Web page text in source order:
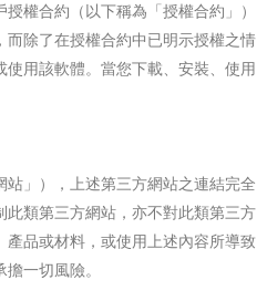
權合約（以下稱為「授權合約」）
除了在授權合約中已明示授權之情
用該軟體。當您下載、安裝、使用
」），上述第三方網站之連結完全
類第三方網站，亦不對此類第三方
品或材料，或使用上述內容所導致
一切風險。